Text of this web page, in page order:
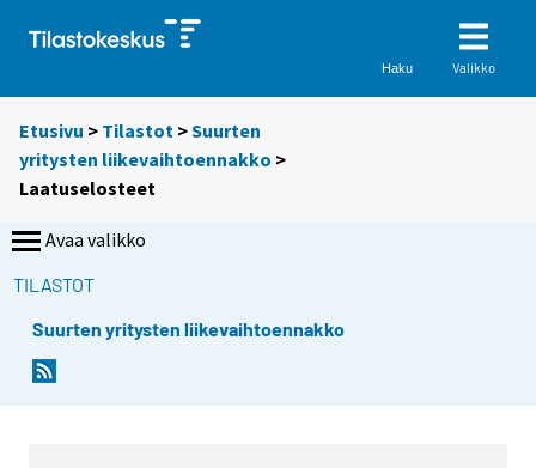
Haku Valikko
Etusivu > Tilastot >Suurten
yritysten liikevaihtoennakko >
Laatuselosteet
Avaa valikko
TILASTOT
Suurten yritysten liikevaihtoennakko